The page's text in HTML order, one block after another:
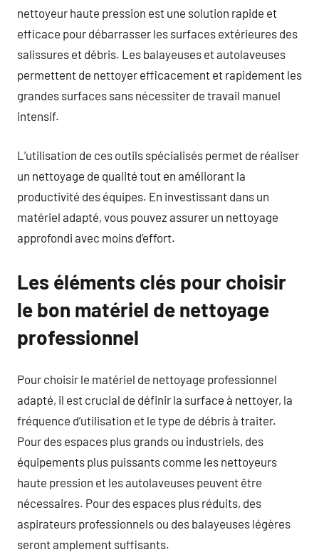
nettoyeur haute pression est une solution rapide et
efficace pour débarrasser les surfaces extérieures des
salissures et débris. Les balayeuses et autolaveuses
permettent de nettoyer efficacement et rapidement les
grandes surfaces sans nécessiter de travail manuel
intensif.
L’utilisation de ces outils spécialisés permet de réaliser
un nettoyage de qualité tout en améliorant la
productivité des équipes. En investissant dans un
matériel adapté, vous pouvez assurer un nettoyage
approfondi avec moins d’effort.
Les éléments clés pour choisir
le bon matériel de nettoyage
professionnel
Pour choisir le matériel de nettoyage professionnel
adapté, il est crucial de définir la surface à nettoyer, la
fréquence d’utilisation et le type de débris à traiter.
Pour des espaces plus grands ou industriels, des
équipements plus puissants comme les nettoyeurs
haute pression et les autolaveuses peuvent être
nécessaires. Pour des espaces plus réduits, des
aspirateurs professionnels ou des balayeuses légères
seront amplement suffisants.